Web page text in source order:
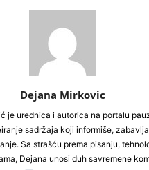
Dejana Mirkovic
je urednica i autorica na portalu
sadržaja koji informiše,
Sa strašću prema pisanju,
Dejana unosi duh savremene